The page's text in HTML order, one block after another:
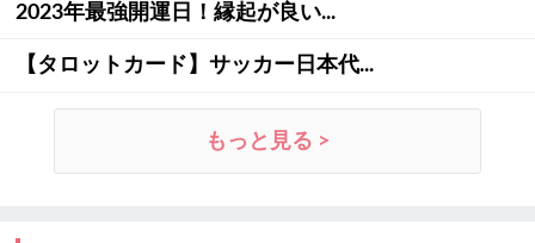
2023年最強開運日！縁起が良い...
【タロットカード】サッカー日本代...
もっと見る >